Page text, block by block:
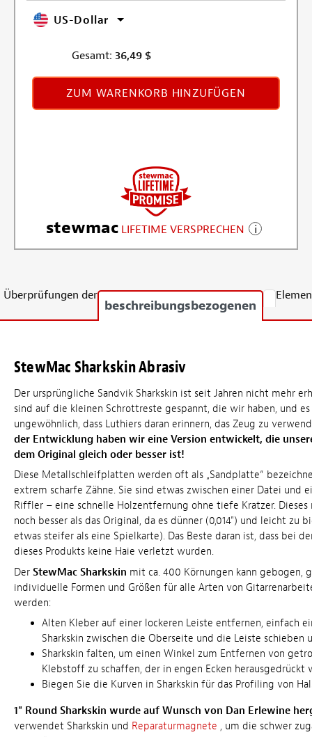
US-Dollar
Gesamt: 36,49 $
ZUM WARENKORB HINZUFÜGEN
stewmac LIFETIME VERSPRECHEN
Überprüfungen der
beschreibungsbezogenen
StewMac Sharkskin Abrasiv
Der ursprüngliche Sandvik Sharkskin ist seit Jahren nicht mehr
sind auf die kleinen Schrottreste gespannt, die wir haben, und
ungewöhnlich, dass Luthiers daran erinnern, das Zeug zu
der Entwicklung haben wir eine Version entwickelt, die
dem Original gleich oder besser ist!
Diese Metallschleifplatten werden oft als „Sandplatte“
extrem scharfe Zähne. Sie sind etwas zwischen einer Datei und
Riffler – eine schnelle Holzentfernung ohne tiefe Kratzer. Dieses
noch besser als das Original, da es dünner (0,014") und leicht zu
etwas steifer als eine Spielkarte). Das Beste daran ist, dass bei
dieses Produkts keine Haie verletzt wurden.
Der StewMac Sharkskin mit ca. 400 Körnungen kann gebogen,
individuelle Formen und Größen für alle Arten von
werden:
Alten Kleber auf einer lockeren Leiste entfernen, einfach
Sharkskin zwischen die Oberseite und die Leiste schieben
Sharkskin falten, um einen Winkel zum Entfernen von
Klebstoff zu schaffen, der in engen Ecken herausgedrückt
Biegen Sie die Kurven in Sharkskin für das Profiling von
1" Round Sharkskin wurde auf Wunsch von Dan Erlewine
verwendet Sharkskin und Reparaturmagnete , um die schwer